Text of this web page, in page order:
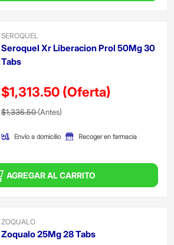
SEROQUEL
Seroquel Xr Liberacion Prol 50Mg 30
Tabs
$1,313.50 (Oferta)
Precio reducido de
$1,336.50(Antes)(Oferta)
Envío a domicilio Recoger en farmacia
AGREGAR AL CARRITO
ZOQUALO
Zoqualo 25Mg 28 Tabs